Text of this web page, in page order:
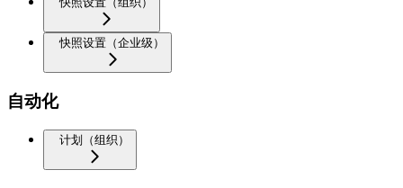
快照设置（企业级）
自动化
计划（组织）